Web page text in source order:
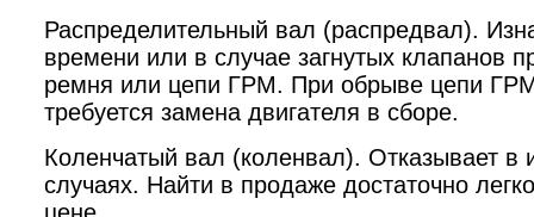
Распределительный вал (распредвал).
времени или в случае загнутых клапанов
ремня или цепи ГРМ. При обрыве цепи
требуется замена двигателя в сборе.
Коленчатый вал (коленвал). Отказывает в
случаях. Найти в продаже достаточно